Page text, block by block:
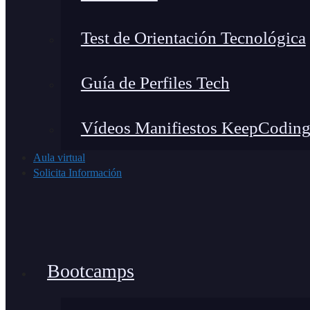
Test de Orientación Tecnológica
Guía de Perfiles Tech
Vídeos Manifiestos KeepCoding
Aula virtual
Solicita Información
Bootcamps